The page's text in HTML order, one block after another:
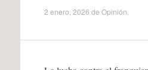
2 enero, 2026 de Opinión